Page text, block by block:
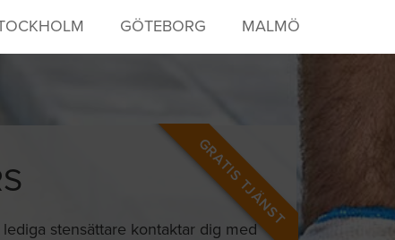
GÖTEBORG MALMÖ
GRATIS TJÄNST
stensättare kontaktar dig med